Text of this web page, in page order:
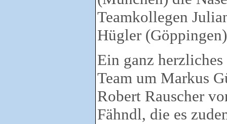
Teamkollegen
Hügler
Ein ganz
Team um Markus
Robert Rauscher
Fähndl, die es